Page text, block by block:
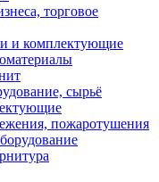
торговое
и комплектующие
сырьё
пожаротушения